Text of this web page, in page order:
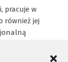
pracuje w
również jej
Maria w